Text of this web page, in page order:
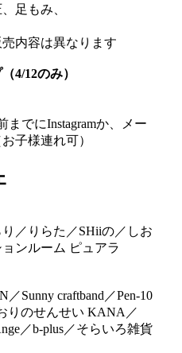
足もみ、
内容は異なります
4/12のみ）
でにInstagramか、メー
子様連れ可）
／りらた／SHiiの／しお
ンルーム ピュアラ
Sunny craftband／Pen-10
りのせんせい KANA／
／b-plus／そらいろ雑貨